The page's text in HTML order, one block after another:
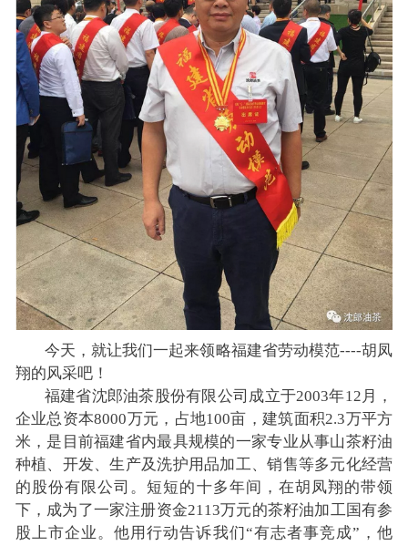
今天，就让我们一起来领略福建省劳动模范----胡凤
翔的风采吧！
福建省沈郎油茶股份有限公司成立于2003年12月，
企业总资本8000万元，占地100亩，建筑面积2.3万平方
米，是目前福建省内最具规模的一家专业从事山茶籽油
种植、开发、生产及洗护用品加工、销售等多元化经营
的股份有限公司。短短的十多年间，在胡凤翔的带领
下，成为了一家注册资金2113万元的茶籽油加工国有参
股上市企业。他用行动告诉我们“有志者事竞成”，他